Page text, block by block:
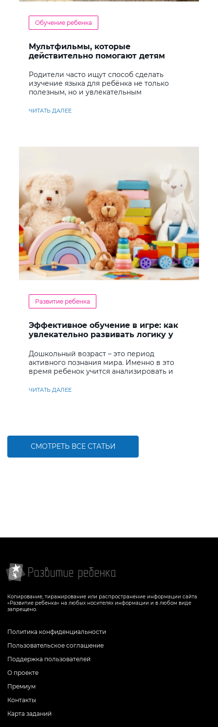
Обучение ребенка
Мультфильмы, которые
действительно помогают детям
Родители часто ищут способ сделать
изучение языка для ребёнка не только
полезным, но и увлекательным
ЧИТАТЬ ДАЛЕЕ
Развитие ребенка
Эффективное обучение в игре: как
увлекательно развивать логику у
Дошкольный возраст – это период
активного познания мира. Именно в это
время ребенок учится анализировать и
ЧИТАТЬ ДАЛЕЕ
СМОТРЕТЬ ВСЕ СТАТЬИ
Копирование, тиражирование или распространение информации сайта
«Развитие ребенка» на любых носителях информации и в любом виде
запрещено.
Политика конфиденциальности
Пользовательское соглашение
Поддержка пользователей
О проекте
Премиум
Контакты
Карта заданий